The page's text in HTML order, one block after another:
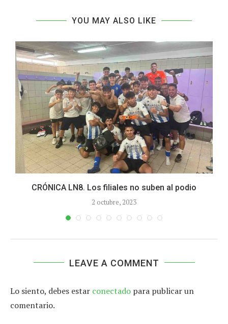
YOU MAY ALSO LIKE
CRÓNICA LN8. Los filiales no suben al podio
2 octubre, 2023
LEAVE A COMMENT
Lo siento, debes estar conectado para publicar un
comentario.